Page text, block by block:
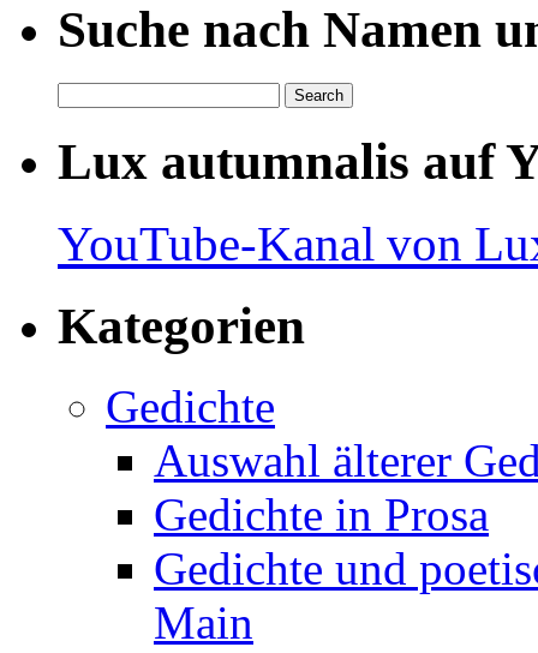
Suche nach Namen
Lux autumnalis auf
YouTube-Kanal von
Kategorien
Gedichte
Auswahl älterer
Gedichte in Prosa
Gedichte und
Main